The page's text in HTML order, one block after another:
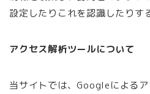
設定したりこれを認識したりす
アクセス解析ツールについて
当サイトでは、Googleによる